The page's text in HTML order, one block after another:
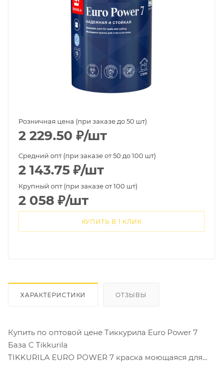
Розничная цена (при заказе до 50 шт)
2 229.50 ₽/шт
Средний опт (при заказе от 50 до 100 шт)
2 143.75 ₽/шт
Крупный опт (при заказе от 100 шт)
2 058 ₽/шт
КУПИТЬ В 1 КЛИК
ХАРАКТЕРИСТИКИ ОТЗЫВЫ
Купить по оптовой цене Тиккурила Euro Power 7
База С Tikkurila
TIKKURILA EURO POWER 7 краска моющаяся для